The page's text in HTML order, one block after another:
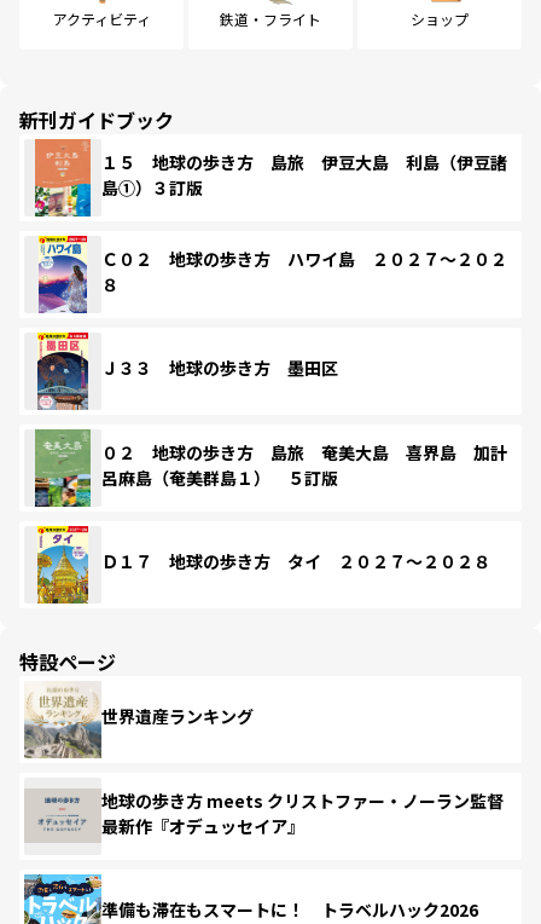
アクティビティ 鉄道・フライト ショップ
新刊ガイドブック
１５ 地球の歩き方 島旅 伊豆大島 利島（伊豆諸
島①）３訂版
Ｃ０２ 地球の歩き方 ハワイ島 ２０２７～２０２
８
Ｊ３３ 地球の歩き方 墨田区
０２ 地球の歩き方 島旅 奄美大島 喜界島 加計
呂麻島（奄美群島１） ５訂版
Ｄ１７ 地球の歩き方 タイ ２０２７～２０２８
特設ページ
世界遺産ランキング
地球の歩き方 meets クリストファー・ノーラン監督
最新作『オデュッセイア』
準備も滞在もスマートに！ トラベルハック2026